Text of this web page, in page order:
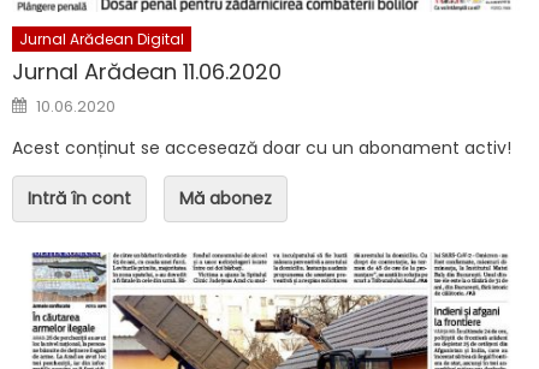
Jurnal Arădean Digital
Jurnal Arădean 11.06.2020
Posted on
10.06.2020
Acest conținut se accesează doar cu un abonament activ!
Intră în cont Mă abonez